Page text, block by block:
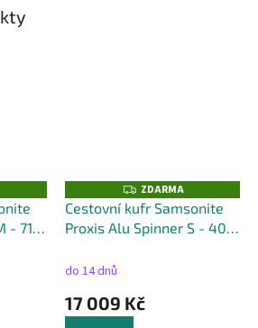
- 71L
Z
D
A
R
M
ZDARMA
Cestovní kufr Samsonite
Proxis Alu Spinner S - 40L
do 14 dnů
17 009 Kč